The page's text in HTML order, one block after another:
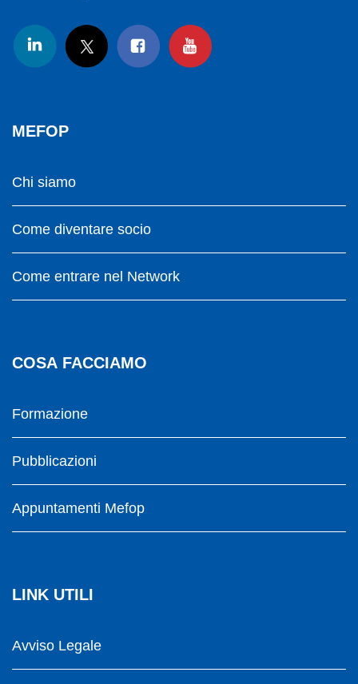
MEFOP
Chi siamo
Come diventare socio
Come entrare nel Network
COSA FACCIAMO
Formazione
Pubblicazioni
Appuntamenti Mefop
LINK UTILI
Avviso Legale